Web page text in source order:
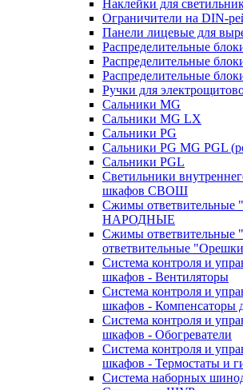
Наклейки для
Ограничители на DIN-
Панели лицевые для
Распределительные
Распределительные
Распределительные
Ручки для
Сальники MG
Сальники MG LX
Сальники PG
Сальники PG MG PGL
Сальники PGL
Светильники
шкафов СВОШ
Сжимы ответвительные
НАРОДНЫЕ
Сжимы
ответвительные
Система контроля и
шкафов - Вентиляторы
Система контроля и
шкафов - Компенсаторы
Система контроля и
шкафов - Обогреватели
Система контроля и
шкафов - Термостаты и
Система наборных